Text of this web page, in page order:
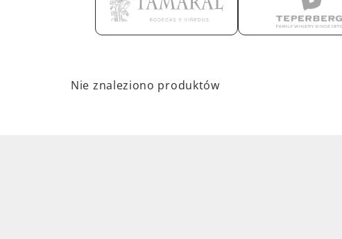
Nie znaleziono produktów